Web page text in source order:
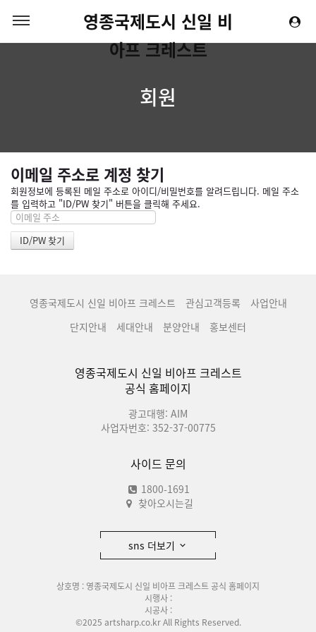
영종국제도시 신일 비
아프 크레스트
회원
이메일 주소로 계정 찾기
회원정보에 등록된 메일 주소로 아이디/비밀번호를 알려드립니다. 메일 주소
를 입력하고 "ID/PW 찾기" 버튼을 클릭해 주세요.
영종국제도시 신일 비아프 크레스트 관심고객등록
사업안내
단지안내
세대안내 분양안내 홍보센터
영종국제도시 신일 비아프 크레스트
공식 홈페이지
광고대행: AIM
사업자번호: 352-37-00775
사이드 문의
1800-1691
찾아오시는길
sns 더보기
상호명 : 영종국제도시 신일 비아프 크레스트 공식 홈페이지
시행사 :
시공사 :
©2025 artsharp.co.kr All Rights Reserved.